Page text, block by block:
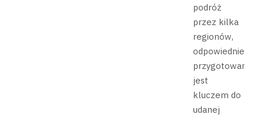
podróż
przez kilka
regionów,
odpowiednie
przygotowanie
jest
kluczem do
udanej